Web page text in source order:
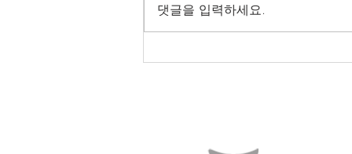
[NOVA35-130W] 대구***대
댓글을 입력하세요.